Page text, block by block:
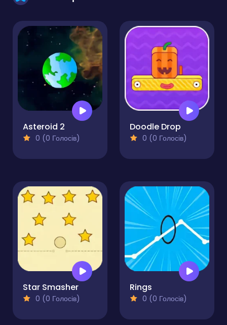
Asteroid 2
0 (0 Голосів)
Doodle Drop
0 (0 Голосів)
Star Smasher
0 (0 Голосів)
Rings
0 (0 Голосів)